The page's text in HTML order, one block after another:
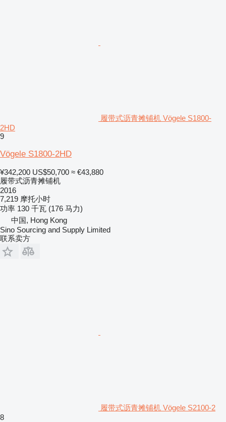
履带式沥青摊铺机 Vögele S1800-
2HD
9
Vögele S1800-2HD
¥342,200 US$50,700 ≈ €43,880
履带式沥青摊铺机
2016
7,219 摩托小时
功率 130 千瓦 (176 马力)
中国, Hong Kong
Sino Sourcing and Supply Limited
联系卖方
履带式沥青摊铺机 Vögele S2100-2
8